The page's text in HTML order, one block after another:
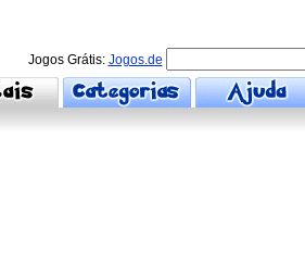
Jogos Grátis: Jogos.de